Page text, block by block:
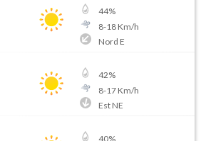
44%
8-18Km/h
Nord E
42%
8-17Km/h
Est NE
40%